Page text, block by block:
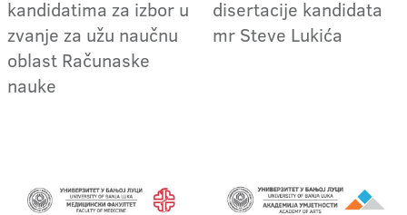
kandidatima za izbor u
zvanje za užu naučnu
oblast Računaske
nauke
disertacije kandidata
mr Steve Lukića